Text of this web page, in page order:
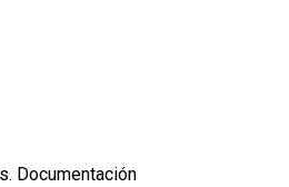
Documentación